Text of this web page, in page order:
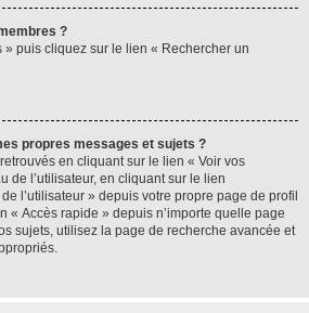
?
puis cliquez sur le lien « Rechercher un
propres messages et sujets ?
en cliquant sur le lien « Voir vos
de l’utilisateur, en cliquant sur le lien
l’utilisateur » depuis votre propre page de profil
« Accès rapide » depuis n’importe quelle page
sujets, utilisez la page de recherche avancée et